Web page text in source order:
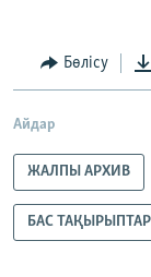
Бөлісу
Айдар
ЖАЛПЫ АРХИВ
БАС ТАҚЫРЫПТАР